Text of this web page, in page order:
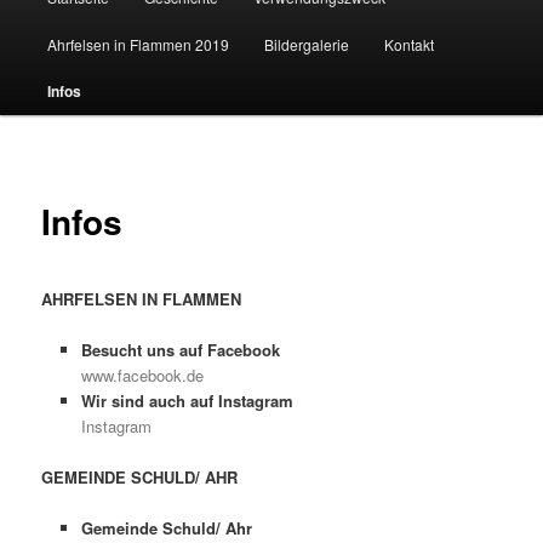
Inhalt
wechseln
Ahrfelsen in Flammen 2019 Bildergalerie Kontakt
Infos
Infos
AHRFELSEN IN FLAMMEN
Besucht uns auf Facebook
www.facebook.de
Wir sind auch auf Instagram
Instagram
GEMEINDE SCHULD/ AHR
Gemeinde Schuld/ Ahr